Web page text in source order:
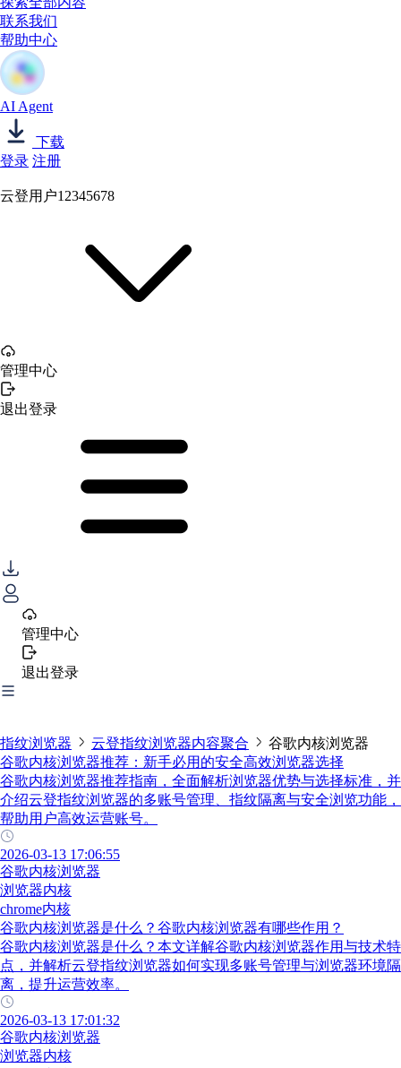
联系我们
帮助中心
AI Agent
下载
登录 注册
云登用户12345678
管理中心
退出登录
管理中心
退出登录
指纹浏览器 云登指纹浏览器内容聚合
谷歌内核浏览器
谷歌内核浏览器推荐：新手必用的安全高效浏览器选择
谷歌内核浏览器推荐指南，全面解析浏览器优势与选择标准，并
介绍云登指纹浏览器的多账号管理、指纹隔离与安全浏览功能，
帮助用户高效运营账号。
2026-03-13 17:06:55
谷歌内核浏览器
浏览器内核
chrome内核
谷歌内核浏览器是什么？谷歌内核浏览器有哪些作用？
谷歌内核浏览器是什么？本文详解谷歌内核浏览器作用与技术特
点，并解析云登指纹浏览器如何实现多账号管理与浏览器环境隔
离，提升运营效率。
2026-03-13 17:01:32
谷歌内核浏览器
浏览器内核